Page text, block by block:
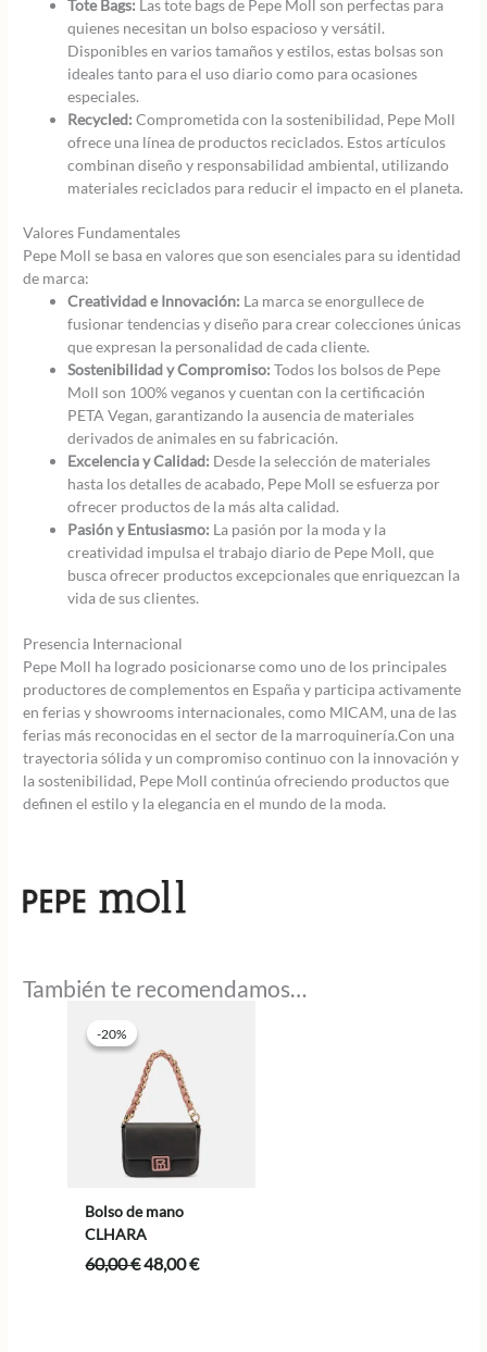
Tote Bags: Las tote bags de Pepe Moll son perfectas para
quienes necesitan un bolso espacioso y versátil.
Disponibles en varios tamaños y estilos, estas bolsas son
ideales tanto para el uso diario como para ocasiones
especiales.
Recycled: Comprometida con la sostenibilidad, Pepe Moll
ofrece una línea de productos reciclados. Estos artículos
combinan diseño y responsabilidad ambiental, utilizando
materiales reciclados para reducir el impacto en el planeta.
Valores Fundamentales
Pepe Moll se basa en valores que son esenciales para su identidad
de marca:
Creatividad e Innovación: La marca se enorgullece de
fusionar tendencias y diseño para crear colecciones únicas
que expresan la personalidad de cada cliente.
Sostenibilidad y Compromiso: Todos los bolsos de Pepe
Moll son 100% veganos y cuentan con la certificación
PETA Vegan, garantizando la ausencia de materiales
derivados de animales en su fabricación.
Excelencia y Calidad: Desde la selección de materiales
hasta los detalles de acabado, Pepe Moll se esfuerza por
ofrecer productos de la más alta calidad.
Pasión y Entusiasmo: La pasión por la moda y la
creatividad impulsa el trabajo diario de Pepe Moll, que
busca ofrecer productos excepcionales que enriquezcan la
vida de sus clientes.
Presencia Internacional
Pepe Moll ha logrado posicionarse como uno de los principales
productores de complementos en España y participa activamente
en ferias y showrooms internacionales, como MICAM, una de las
ferias más reconocidas en el sector de la marroquinería.Con una
trayectoria sólida y un compromiso continuo con la innovación y
la sostenibilidad, Pepe Moll continúa ofreciendo productos que
definen el estilo y la elegancia en el mundo de la moda.
También te recomendamos…
-20%
-20%
Bolso de mano
CLHARA
60,00€El
48,00€El